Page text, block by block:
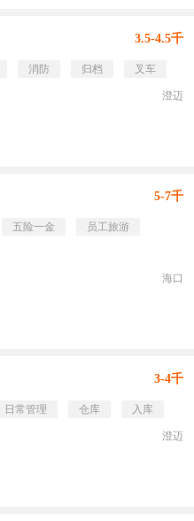
3.5-4.5千
消防 归档 叉车
澄迈
5-7千
五险一金
员工旅游
海口
3-4千
日常管理 仓库 入库
澄迈